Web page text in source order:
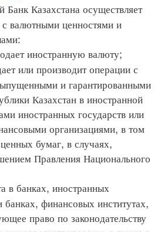
Казахстана осуществляет
валютными ценностями и
иностранную валюту;
или производит операции с
и гарантированными
Казахстан в иностранной
иностранных государств или
организациями, в том
бумаг, в случаях,
Правления Национального
банках, иностранных
банках, финансовых институтах,
право по законодательству